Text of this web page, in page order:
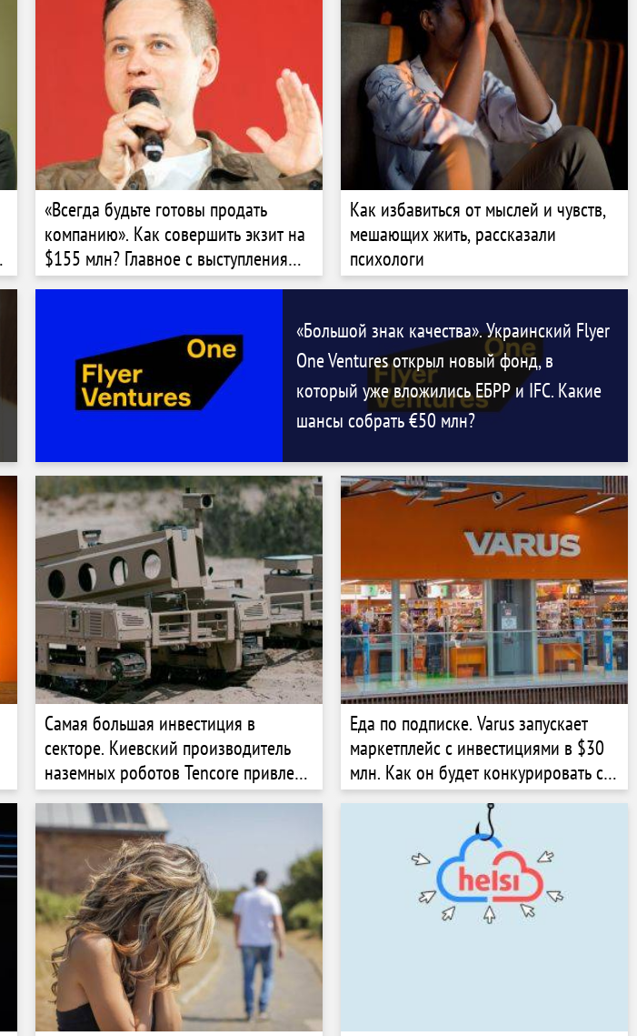
«Всегда будьте готовы продать
компанию». Как совершить экзит на
$155 млн? Главное с выступления
соучредителя Uklon Дмитрия
Как избавиться от мыслей и чувств,
мешающих жить, рассказали
психологи
«Большой знак качества». Украинский Flyer
One Ventures открыл новый фонд, в
который уже вложились ЕБРР и IFC. Какие
шансы собрать €50 млн?
Самая большая инвестиция в
секторе. Киевский производитель
наземных роботов Tencore привлек
$3,7 млн ​​с оценкой от ​​$40 млн. На
что он потратит деньги
Еда по подписке. Varus запускает
маркетплейс с инвестициями в $30
млн. Как он будет конкурировать с
«Сильпо» и АТБ?